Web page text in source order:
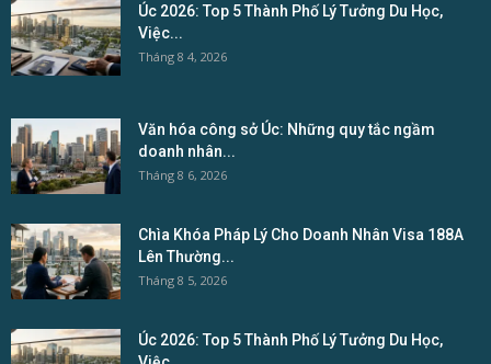
Úc 2026: Top 5 Thành Phố Lý Tưởng Du Học,
Việc...
Tháng 8 4, 2026
Văn hóa công sở Úc: Những quy tắc ngầm
doanh nhân...
Tháng 8 6, 2026
Chìa Khóa Pháp Lý Cho Doanh Nhân Visa 188A
Lên Thường...
Tháng 8 5, 2026
Úc 2026: Top 5 Thành Phố Lý Tưởng Du Học,